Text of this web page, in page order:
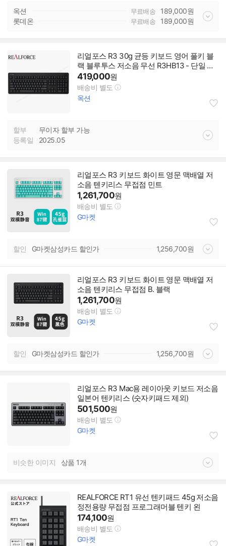
옥션 무료배송 189,000원
롯데온
무료배송 189,000원
리얼포스 R3 30g 균등 키보드 영어 풀키 블
랙 블루투스 저소음 무선 R3HB13 - 단일 옵
션
419,000원
배송비 별도
옥션
할부
무이자 할부 가능
등록일
2025.05
리얼포스 R3 키보드 화이트 영문 맥배열 저
소음 텐키리스 무접점 민트
1,261,700원
배송비 별도
G마켓
할인 G마켓삼성카드 할인가 1,256,700원
리얼포스 R3 키보드 화이트 영문 맥배열 저
소음 텐키리스 무접점 B. 블랙
1,261,700원
배송비 별도
G마켓
할인 G마켓삼성카드 할인가 1,256,700원
리얼포스 R3 Mac용 레이아웃 키보드 저소음
일본어 텐키리스 (숫자키패드 제외)
501,500원
배송비 별도
G마켓
비슷한 이미지 상품 1개
REALFORCE RT1 유선 텐키패드 45g 저소음
정전용량 무접점 프로그래머블 텐키 왼
174,100원
배송비 별도
G마켓